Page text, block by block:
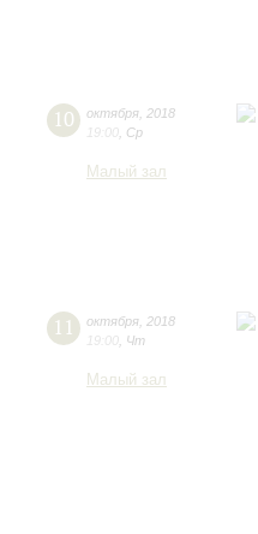
10 октября 2018
19:00 Ср
Малый зал
11 октября 2018
19:00 Чт
Малый зал